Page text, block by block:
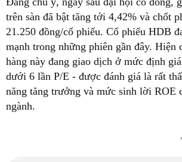
trên sàn đã bật tăng tới 4,42% và chốt
21.250 đồng/cổ phiếu. Cổ phiếu HDB
mạnh trong những phiên gần đây. Hiện
hàng này đang giao dịch ở mức định
dưới 6 lần P/E - được đánh giá là rất
năng tăng trưởng và mức sinh lời ROE
ngành.